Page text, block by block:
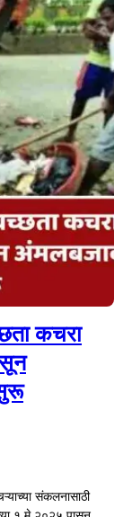
कचरा
संकलनासाठी